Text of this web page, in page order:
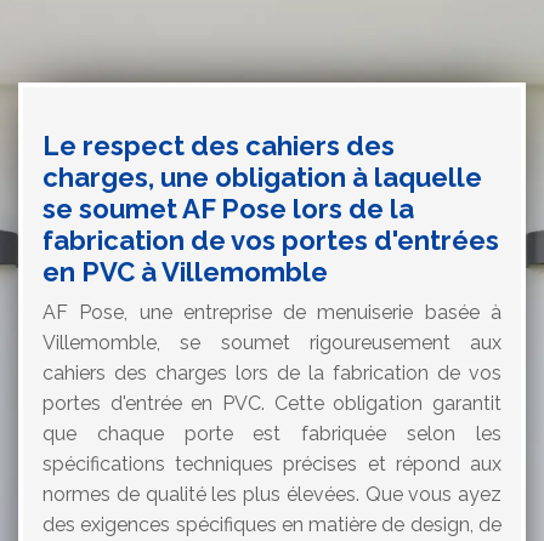
Le respect des cahiers des
charges, une obligation à laquelle
se soumet AF Pose lors de la
fabrication de vos portes d'entrées
en PVC à Villemomble
AF Pose, une entreprise de menuiserie basée à
Villemomble, se soumet rigoureusement aux
cahiers des charges lors de la fabrication de vos
portes d'entrée en PVC. Cette obligation garantit
que chaque porte est fabriquée selon les
spécifications techniques précises et répond aux
normes de qualité les plus élevées. Que vous ayez
des exigences spécifiques en matière de design, de